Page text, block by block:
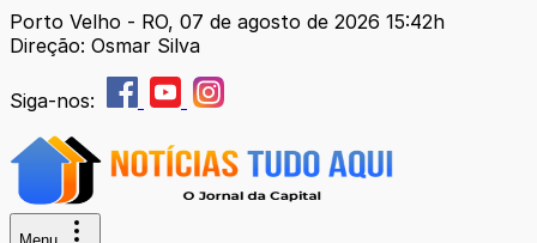
Porto Velho - RO, 07 de agosto de 2026 15:42h
Direção: Osmar Silva
Siga-nos: